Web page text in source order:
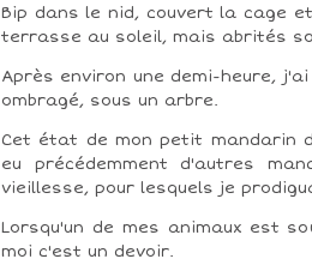
Bip dans le nid, couvert la cage
terrasse au soleil, mais abrités
Après environ une demi-heure,
ombragé, sous un arbre.
Cet état de mon petit mandarin
eu précédemment d'autres
vieillesse, pour lesquels je
Lorsqu'un de mes animaux est
moi c'est un devoir.